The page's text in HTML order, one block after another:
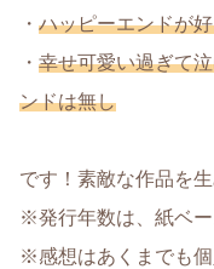
・ ハッピーエンドが
・ 幸せ可愛い過ぎて
ンドは無し
です！素敵な作品を
※発行年数は、紙ベ
※感想はあくまでも